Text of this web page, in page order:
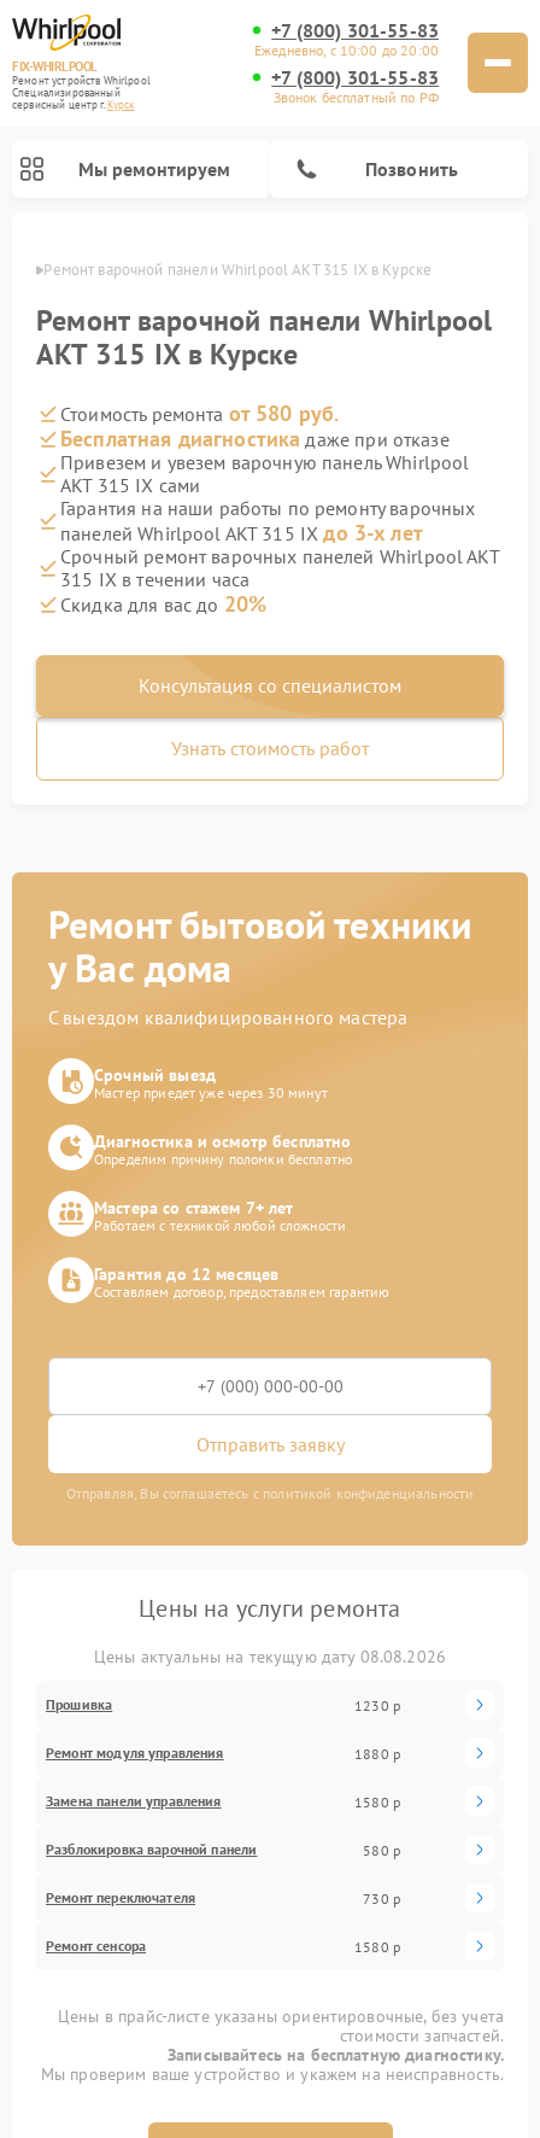
FIX-WHIRLPOOL
Ремонт устройств Whirlpool
Специализированный
cервисный центр г.Курск
+7 (800) 301-55-83
Ежедневно, с 10:00 до 20:00
+7 (800) 301-55-83
Звонок бесплатный по РФ
Мы ремонтируем Позвонить
Ремонт варочной панели Whirlpool AKT 315 IX в Курске
Ремонт варочной панели Whirlpool
AKT 315 IX в Курске
Стоимость ремонта от 580 руб.
Бесплатная диагностика даже при отказе
Привезем и увезем варочную панель Whirlpool
AKT 315 IX сами
Гарантия на наши работы по ремонту варочных
панелей Whirlpool AKT 315 IXдо 3-х лет
Срочный ремонт варочных панелей Whirlpool AKT
315 IX в течении часа
Скидка для вас до 20%
Консультация со специалистом
Узнать стоимость работ
Ремонт бытовой техники
у Вас дома
С выездом квалифицированного мастера
Срочный выезд
Мастер приедет уже через 30 минут
Диагностика и осмотр бесплатно
Определим причину поломки бесплатно
Мастера со стажем 7+ лет
Работаем с техникой любой сложности
Гарантия до 12 месяцев
Составляем договор, предоставляем гарантию
Отправить заявку
Отправляя, Вы соглашаетесь с политикой конфиденциальности
Цены на услуги ремонта
Цены актуальны на текущую дату 08.08.2026
Прошивка 1230 р
Ремонт модуля управления 1880 р
Замена панели управления 1580 р
Разблокировка варочной панели 580 р
Ремонт переключателя 730 р
Ремонт сенсора 1580 р
Цены в прайс-листе указаны ориентировочные, без учета
стоимости запчастей.
Записывайтесь на бесплатную диагностику.
Мы проверим ваше устройство и укажем на неисправность.